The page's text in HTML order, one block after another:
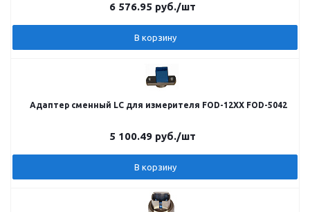
6 576.95 руб./шт
В корзину
Адаптер сменный LC для измерителя FOD-12ХХ FOD-5042
5 100.49 руб./шт
В корзину